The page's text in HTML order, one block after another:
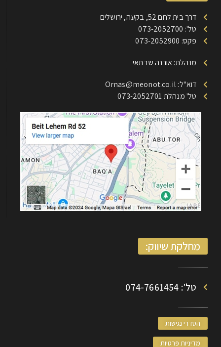
דרך בית לחם 52, בקעה, ירושלים
טל': 073-2052700
פקס: 073-2052900
מנהלת: אורנה שבתאי
דוא"ל: Ornas@meonot.co.il
טל' מנהלת 073-2052701
מחלקת שיווק:
טל': 074-7661454
הסדרי נגישות
מדיניות פרטיות